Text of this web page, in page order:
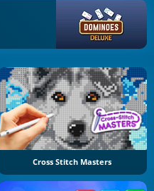
Cross Stitch Masters